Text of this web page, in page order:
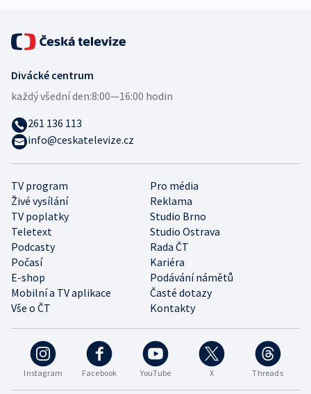
Instagram Facebook YouTube X Threads
TV program
Pro média
Živé vysílání
Reklama
TV poplatky
Studio Brno
Teletext
Studio Ostrava
Podcasty
Rada ČT
Počasí
Kariéra
E-shop
Podávání námětů
Mobilní a TV aplikace
Časté dotazy
Vše o ČT
Kontakty
Divácké centrum
každý všední den:8:00—16:00 hodin
261 136 113
info@ceskatelevize.cz